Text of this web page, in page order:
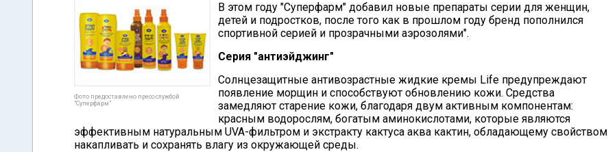
Фото предоставлено пресс-службой
"Суперфарм"
В этом году "Суперфарм" добавил новые препараты серии для женщин,
детей и подростков, после того как в прошлом году бренд пополнился
спортивной серией и прозрачными аэрозолями".
Серия "антиэйджинг"
Солнцезащитные антивозрастные жидкие кремы Life предупреждают
появление морщин и способствуют обновлению кожи. Средства
замедляют старение кожи, благодаря двум активным компонентам:
красным водорослям, богатым аминокислотами, которые являются
эффективным натуральным UVA-фильтром и экстракту кактуса аква кактин, обладающему свойством
накапливать и сохранять влагу из окружающей среды.